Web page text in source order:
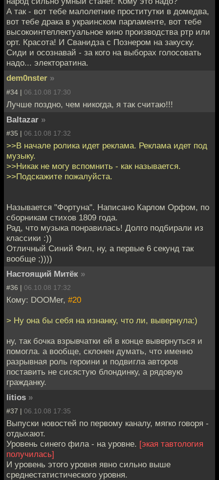
А так - вот тебе малолетние проститутки в домедва,
вот тебе драка в украинском парламенте, вот тебе
высокоинтеллектуальное кино производства ртр или
орт. Красота! И Сванидза с Познером на закуску.
Сиди и осознавай - за кого на выборах голосовать
надо... электоратина.
dem0nster »
#34 | 06.10.08 17:30
Лучше поздно, чем никогда, я так считаю!!!
Baltazar »
#35 | 06.10.08 17:32
>>В начале ролика идет реклама. Реклама идет под
музыку.
>>Никак не могу вспомнить - как называется.
>>Подскажите пожалуйста.
Называется "Фортуна". Написано Карлом Орфом, по
сборникам стихов 1809 года.
Рад, что музыка понравилась! Долго подбирали из
классики :))
Отличный Синий Фил, ну, а первые 6 секунд так
вообще ;))))
Настоящий Митёк »
#36 | 06.10.08 17:32
Кому: DOOMer, #20
> Ну она бы себя на изнанку, что ли, вывернула:)
ну, так бочка взрывчатки ей в конце вывернуться и
помогла. а вообще, склонен думать, что именно
разрывная роль героини и подвигла авторов
поставить не сисястую блондинку, а рядовую
гражданку.
litios »
#37 | 06.10.08 17:35
Выпуски новостей по первому каналу, мягко говоря -
отдыхают.
Уровень синего фила - на уровне. [экая тавтология
получилась]
И уровень этого уровня явно сильно выше
среднестатистического уровня.